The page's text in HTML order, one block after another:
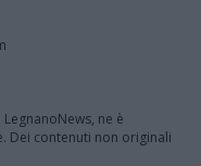
ne è
Dei contenuti non originali